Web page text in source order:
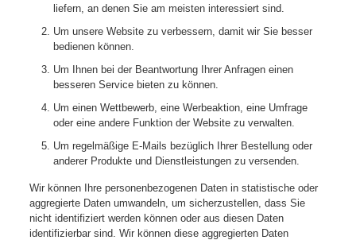
liefern, an denen Sie am meisten interessiert sind.
Um unsere Website zu verbessern, damit wir Sie besser
bedienen können.
Um Ihnen bei der Beantwortung Ihrer Anfragen einen
besseren Service bieten zu können.
Um einen Wettbewerb, eine Werbeaktion, eine Umfrage
oder eine andere Funktion der Website zu verwalten.
Um regelmäßige E-Mails bezüglich Ihrer Bestellung oder
anderer Produkte und Dienstleistungen zu versenden.
Wir können Ihre personenbezogenen Daten in statistische oder
aggregierte Daten umwandeln, um sicherzustellen, dass Sie
nicht identifiziert werden können oder aus diesen Daten
identifizierbar sind. Wir können diese aggregierten Daten